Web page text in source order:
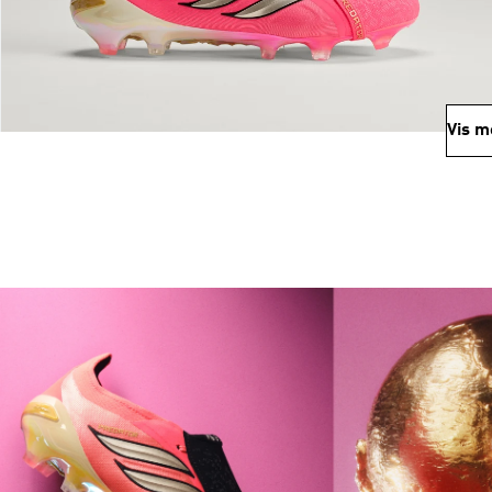
Vis